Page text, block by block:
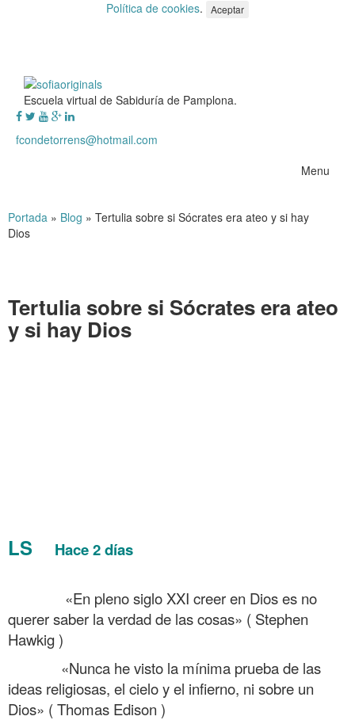
Política de cookies. Aceptar
Escuela virtual de Sabiduría de Pamplona.
fcondetorrens@hotmail.com
Menu
Portada » Blog » Tertulia sobre si Sócrates era ateo y si hay
Dios
Tertulia sobre si Sócrates era ateo
y si hay Dios
LS Hace 2 días
«En pleno siglo XXI creer en Dios es no
querer saber la verdad de las cosas» ( Stephen
Hawkig )
«Nunca he visto la mínima prueba de las
ideas religiosas, el cielo y el infierno, ni sobre un
Dios» ( Thomas Edison )